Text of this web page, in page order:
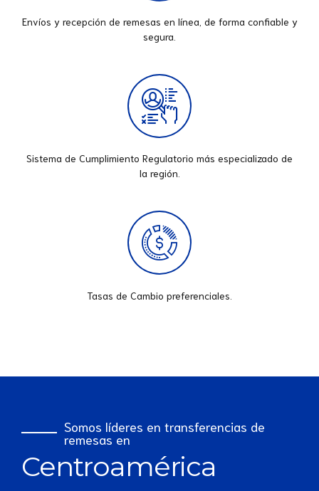
Envíos y recepción de remesas en línea, de forma confiable y
segura.
Sistema de Cumplimiento Regulatorio más especializado de
la región.
Tasas de Cambio preferenciales.
Somos líderes en transferencias de
remesas en
Centroamérica